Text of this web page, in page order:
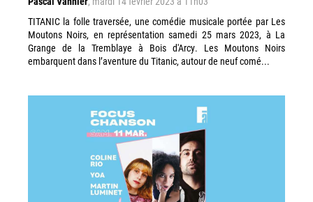
TITANIC la folle traversée, une comédie musicale portée par Les
Moutons Noirs, en représentation samedi 25 mars 2023, à La
Grange de la Tremblaye à Bois d'Arcy. Les Moutons Noirs
embarquent dans l’aventure du Titanic, autour de neuf comé...